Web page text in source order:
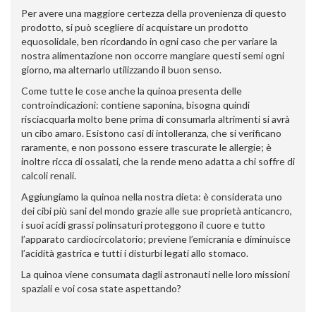
Per avere una maggiore certezza della provenienza di questo
prodotto, si può scegliere di acquistare un prodotto
equosolidale, ben ricordando in ogni caso che per variare la
nostra alimentazione non occorre mangiare questi semi ogni
giorno, ma alternarlo utilizzando il buon senso.
Come tutte le cose anche la quinoa presenta delle
controindicazioni: contiene saponina, bisogna quindi
risciacquarla molto bene prima di consumarla altrimenti si avrà
un cibo amaro. Esistono casi di intolleranza, che si verificano
raramente, e non possono essere trascurate le allergie; è
inoltre ricca di ossalati, che la rende meno adatta a chi soffre di
calcoli renali.
Aggiungiamo la quinoa nella nostra dieta: è considerata uno
dei cibi più sani del mondo grazie alle sue proprietà anticancro,
i suoi acidi grassi polinsaturi proteggono il cuore e tutto
l’apparato cardiocircolatorio; previene l’emicrania e diminuisce
l’acidità gastrica e tutti i disturbi legati allo stomaco.
La quinoa viene consumata dagli astronauti nelle loro missioni
spaziali e voi cosa state aspettando?